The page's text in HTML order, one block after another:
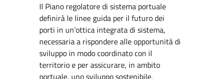
Il Piano regolatore di sistema portuale
definirà le linee guida per il futuro dei
porti in un’ottica integrata di sistema,
necessaria a rispondere alle opportunità di
sviluppo in modo coordinato con il
territorio e per assicurare, in ambito
portuale, uno sviluppo sostenibile,